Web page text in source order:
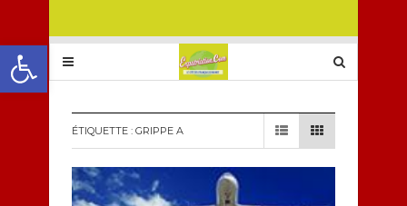
Ouvrir la barre d’outils
ÉTIQUETTE : GRIPPE A